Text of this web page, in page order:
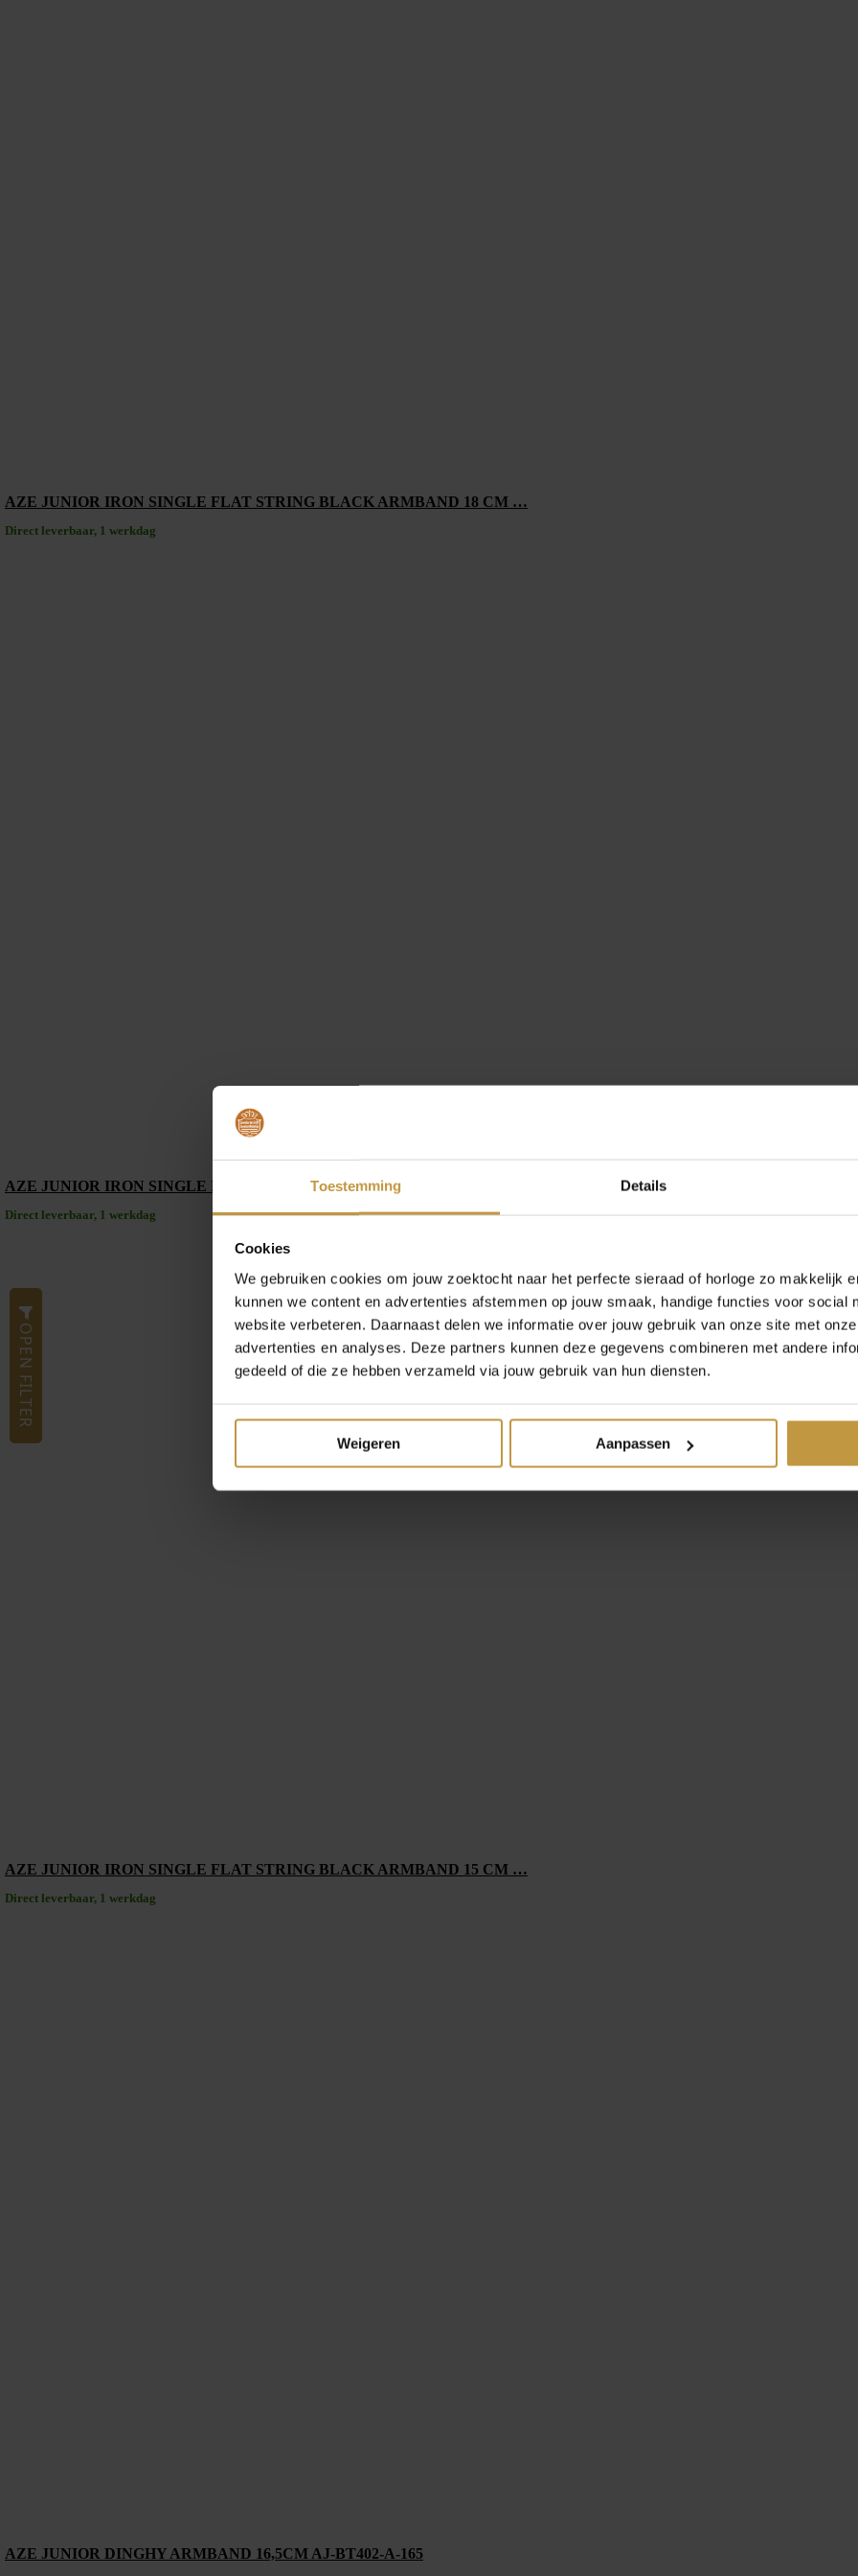
Toestemming Details
Cookies
We gebruiken cookies om jouw zoektocht naar het perfecte sieraad of horloge zo makkelijk
kunnen we content en advertenties afstemmen op jouw smaak, handige functies voor social
website verbeteren. Daarnaast delen we informatie over jouw gebruik van onze site met
advertenties en analyses. Deze partners kunnen deze gegevens combineren met andere
gedeeld of die ze hebben verzameld via jouw gebruik van hun diensten.
Weigeren Aanpassen
OPEN FILTER
AZE JUNIOR IRON SINGLE FLAT STRING BLACK ARMBAND 18 CM …
Direct leverbaar, 1 werkdag
AZE JUNIOR IRON SINGLE FLAT STRING BLACK ARMBAND 16,5 C…
Direct leverbaar, 1 werkdag
AZE JUNIOR IRON SINGLE FLAT STRING BLACK ARMBAND 15 CM …
Direct leverbaar, 1 werkdag
AZE JUNIOR DINGHY ARMBAND 16,5CM AJ-BT402-A-165